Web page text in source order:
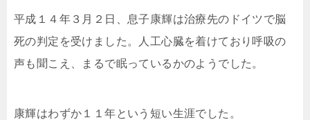
平成１４年３月２日、息子康輝は治療先のドイツで脳
死の判定を受けました。人工心臓を着けており呼吸の
声も聞こえ、まるで眠っているかのようでした。
康輝はわずか１１年という短い生涯でした。